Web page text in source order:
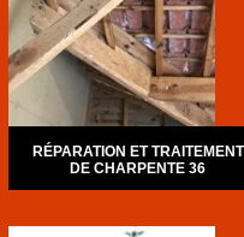
RÉPARATION ET TRAITEMENT
DE CHARPENTE 36